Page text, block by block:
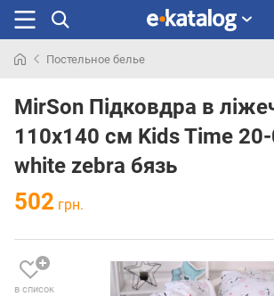
раньше
Постельное белье
MirSon Підковдра в
110x140 см Kids Time
white zebra бязь
502 грн.
в список